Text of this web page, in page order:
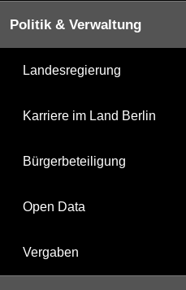
Politik & Verwaltung
Landesregierung
Karriere im Land Berlin
Bürgerbeteiligung
Open Data
Vergaben